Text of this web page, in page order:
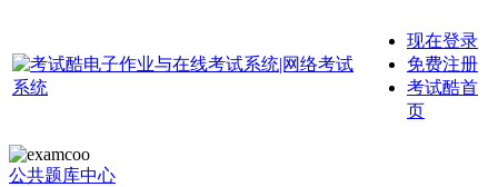
现在登录
免费注册
考试酷首
页
公共题库中心